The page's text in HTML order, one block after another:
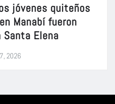
jóvenes quiteños
Manabí fueron
Elena
2026